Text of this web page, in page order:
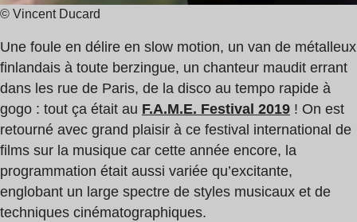
© Vincent Ducard
Une foule en délire en slow motion, un van de métalleux
finlandais à toute berzingue, un chanteur maudit errant
dans les rue de Paris, de la disco au tempo rapide à
gogo : tout ça était au F.A.M.E. Festival 2019 ! On est
retourné avec grand plaisir à ce festival international de
films sur la musique car cette année encore, la
programmation était aussi variée qu’excitante,
englobant un large spectre de styles musicaux et de
techniques cinématographiques.